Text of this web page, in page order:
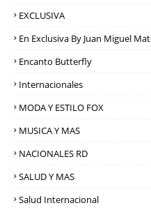
EXCLUSIVA
En Exclusiva By Juan Miguel
Encanto Butterfly
Internacionales
MODA Y ESTILO FOX
MUSICA Y MAS
NACIONALES RD
SALUD Y MAS
Salud Internacional